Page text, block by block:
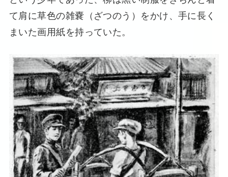
て肩に草色の雑嚢（ざつのう）をかけ、手に長く
まいた画用紙を持っていた。